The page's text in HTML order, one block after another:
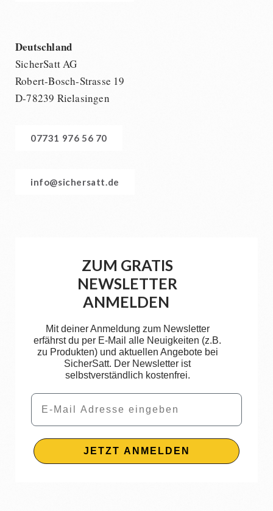
Deutschland
SicherSatt AG
Robert-Bosch-Strasse 19
D-78239 Rielasingen
07731 976 56 70
info@sichersatt.de
ZUM GRATIS
NEWSLETTER
ANMELDEN
Mit deiner Anmeldung zum Newsletter
erfährst du per E-Mail alle Neuigkeiten (z.B.
zu Produkten) und aktuellen Angebote bei
SicherSatt. Der Newsletter ist
selbstverständlich kostenfrei.
Email
JETZT ANMELDEN